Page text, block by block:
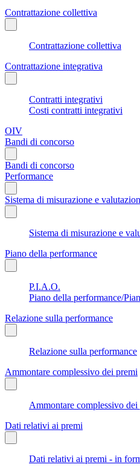
Contrattazione collettiva
Contrattazione collettiva
Contrattazione integrativa
Contratti integrativi
Costi contratti integrativi
OIV
Bandi di concorso
Bandi di concorso
Performance
Sistema di misurazione e
Sistema di misurazione e
Piano della performance
P.I.A.O.
Piano della performance/
Relazione sulla performance
Relazione sulla performance
Ammontare complessivo dei premi
Ammontare complessivo
Dati relativi ai premi
Dati relativi ai premi - in